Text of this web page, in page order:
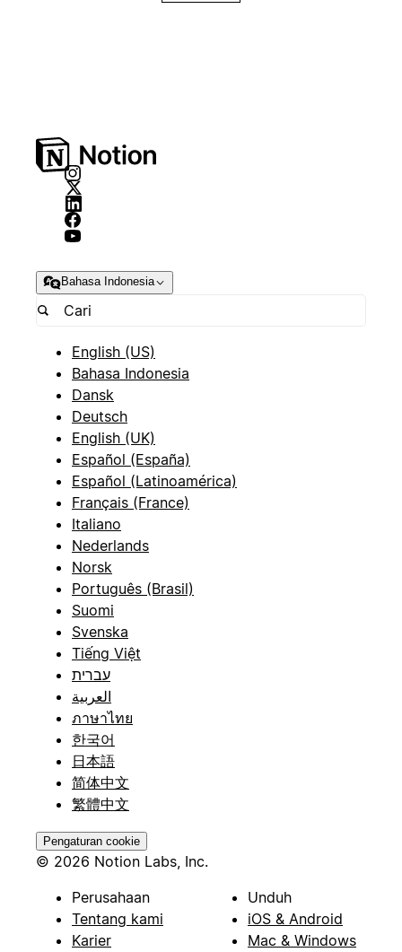
Bahasa Indonesia
English (US)
Bahasa Indonesia
Dansk
Deutsch
English (UK)
Español (España)
Español (Latinoamérica)
Français (France)
Italiano
Nederlands
Norsk
Português (Brasil)
Suomi
Svenska
Tiếng Việt
עברית
العربية
ภาษาไทย
한국어
日本語
简体中文
繁體中文
Pengaturan cookie
© 2026 Notion Labs, Inc.
Perusahaan
Tentang kami
Karier
Unduh
iOS & Android
Mac & Windows